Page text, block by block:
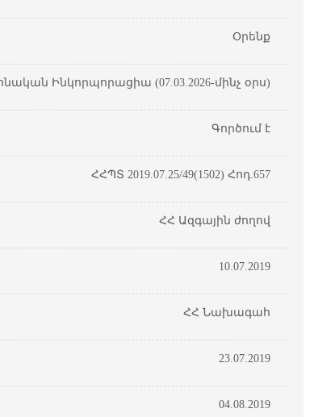
Օրենք
Ինկորպորացիա (07.03.2026-մինչ օրս)
Գործում է
ՀՀՊՏ 2019.07.25/49(1502) Հոդ.657
ՀՀ Ազգային ժողով
10.07.2019
ՀՀ Նախագահ
23.07.2019
04.08.2019